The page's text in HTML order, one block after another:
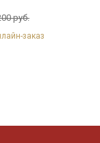
руб.
заказ